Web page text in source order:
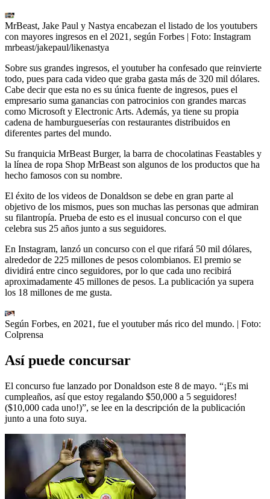
MrBeast, Jake Paul y Nastya encabezan el listado de los youtubers
con mayores ingresos en el 2021, según Forbes | Foto: Instagram
mrbeast/jakepaul/likenastya
Sobre sus grandes ingresos, el youtuber ha confesado que reinvierte
todo, pues para cada video que graba gasta más de 320 mil dólares.
Cabe decir que esta no es su única fuente de ingresos, pues el
empresario suma ganancias con patrocinios con grandes marcas
como Microsoft y Electronic Arts. Además, ya tiene su propia
cadena de hamburgueserías con restaurantes distribuidos en
diferentes partes del mundo.
Su franquicia MrBeast Burger, la barra de chocolatinas Feastables y
la línea de ropa Shop MrBeast son algunos de los productos que ha
hecho famosos con su nombre.
El éxito de los videos de Donaldson se debe en gran parte al
objetivo de los mismos, pues son muchas las personas que admiran
su filantropía. Prueba de esto es el inusual concurso con el que
celebra sus 25 años junto a sus seguidores.
En Instagram, lanzó un concurso con el que rifará 50 mil dólares,
alrededor de 225 millones de pesos colombianos. El premio se
dividirá entre cinco seguidores, por lo que cada uno recibirá
aproximadamente 45 millones de pesos. La publicación ya supera
los 18 millones de me gusta.
Según Forbes, en 2021, fue el youtuber más rico del mundo. | Foto:
Colprensa
Así puede concursar
El concurso fue lanzado por Donaldson este 8 de mayo. “¡Es mi
cumpleaños, así que estoy regalando $50,000 a 5 seguidores!
($10,000 cada uno!)”, se lee en la descripción de la publicación
junto a una foto suya.